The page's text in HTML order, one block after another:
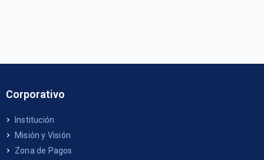
Corporativo
Institución
Misión y Visión
Zona de Pagos